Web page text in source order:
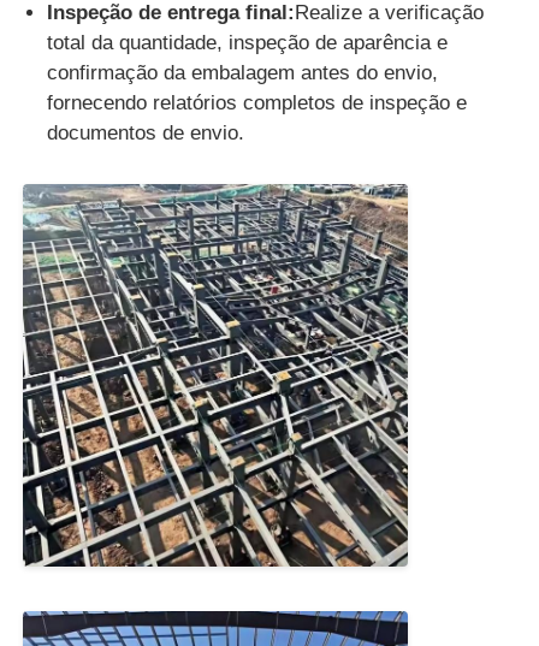
Inspeção de entrega final: Realize a verificação
total da quantidade, inspeção de aparência e
confirmação da embalagem antes do envio,
fornecendo relatórios completos de inspeção e
documentos de envio.